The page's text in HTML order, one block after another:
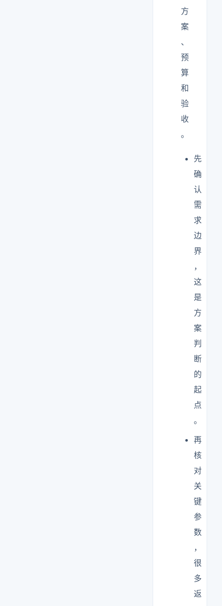
方
案
、
预
算
和
验
收
。
先
确
认
需
求
边
界
，
这
是
方
案
判
断
的
起
点
。
再
核
对
关
键
参
数
，
很
多
返